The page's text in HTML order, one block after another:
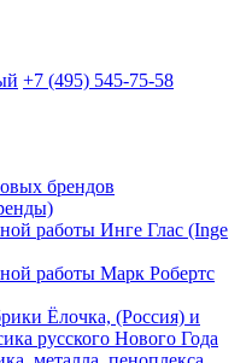
+7 (495) 545-75-58
брендов
работы Инге Глас (Inge
работы Марк Робертс
Ёлочка, (Россия) и
русского Нового Года